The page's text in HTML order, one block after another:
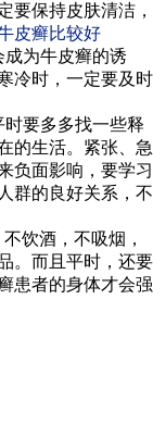
要保持皮肤清洁，
皮癣比较好
为牛皮癣的诱
冷时，一定要及时
要多多找一些释
的生活。紧张、急
负面影响，要学习
群的良好关系，不
饮酒，不吸烟，
。而且平时，还要
患者的身体才会强